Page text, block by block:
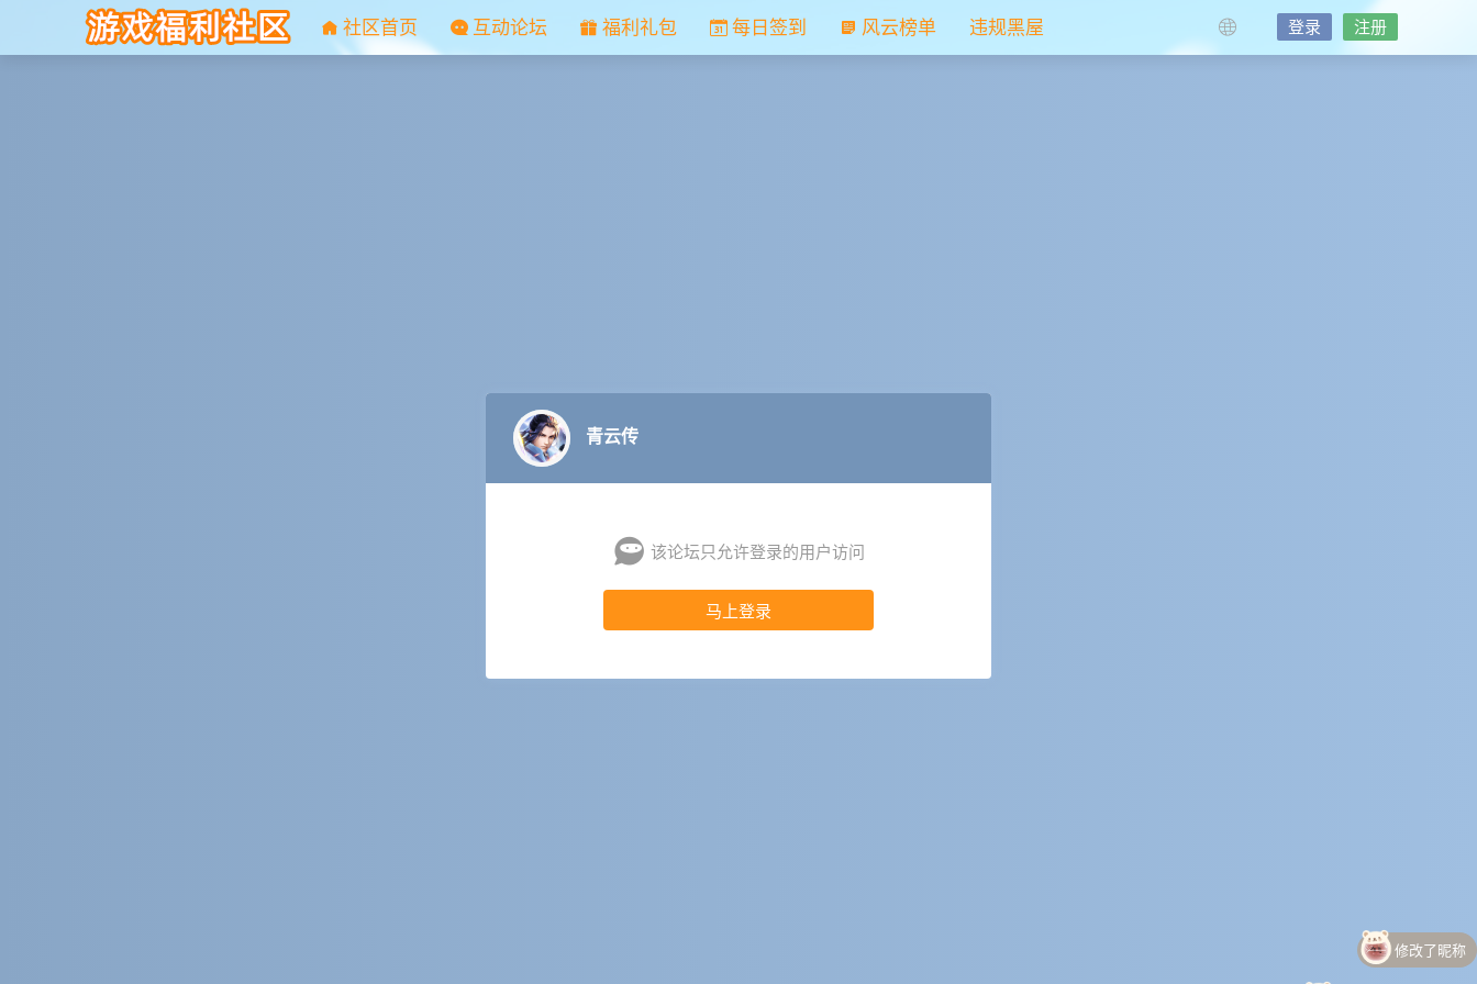
社区首页 互动论坛 福利礼包 每日签到 风云榜单 违规黑屋 登录 注册
青云传
该论坛只允许登录的用户访问
马上登录
修改了昵称